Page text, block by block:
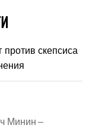
скепсиса
Минин –